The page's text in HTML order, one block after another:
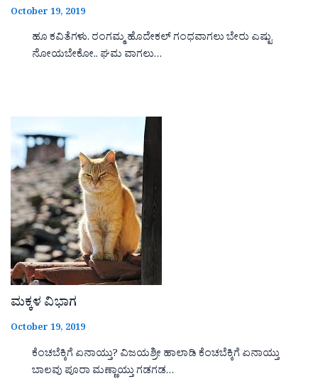
October 19, 2019
ಹೂ ಕವಿತೆಗಳು. ರಂಗಮ್ಮ ಹೊದೇಕಲ್ ಗಂಧವಾಗಲು ಬೇರು ಎಷ್ಟು
ನೋಯಬೇಕೋ.. ಘಮ ವಾಗಲು…
ಮಕ್ಕಳ ವಿಭಾಗ
October 19, 2019
ಕೆಂಚಬೆಕ್ಕಿಗೆ ಏನಾಯ್ತು? ವಿಜಯಶ್ರೀ ಹಾಲಾಡಿ ಕೆಂಚಬೆಕ್ಕಿಗೆ ಏನಾಯ್ತು
ಬಾಲವು ಪೂರಾ ಮಣ್ಣಾಯ್ತು ಗಡಗಡ…